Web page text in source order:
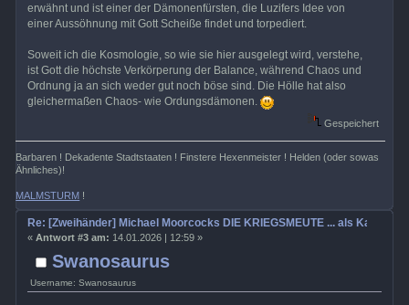
erwähnt und ist einer der Dämonenfürsten, die Luzifers Idee von
einer Aussöhnung mit Gott Scheiße findet und torpediert.
Soweit ich die Kosmologie, so wie sie hier ausgelegt wird, verstehe,
ist Gott die höchste Verkörperung der Balance, während Chaos und
Ordnung ja an sich weder gut noch böse sind. Die Hölle hat also
gleichermaßen Chaos- wie Ordungsdämonen.
Gespeichert
Barbaren ! Dekadente Stadtstaaten ! Finstere Hexenmeister ! Helden (oder sowas
Ähnliches)!
MALMSTURM !
Swanosaurus
Username: Swanosaurus
Re: [Zweihänder] Michael Moorcocks DIE KRIEGSMEUTE ... als
« Antwort #3 am: 14.01.2026 | 12:59 »